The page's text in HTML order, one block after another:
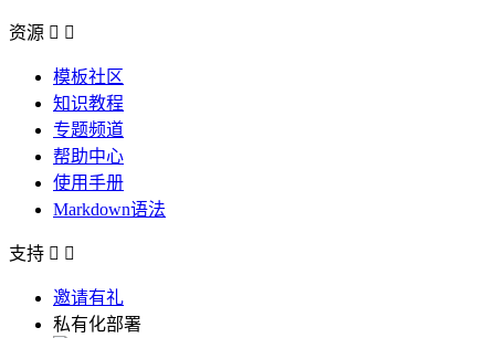
资源  
模板社区
知识教程
专题频道
帮助中心
使用手册
Markdown语法
支持  
邀请有礼
私有化部署